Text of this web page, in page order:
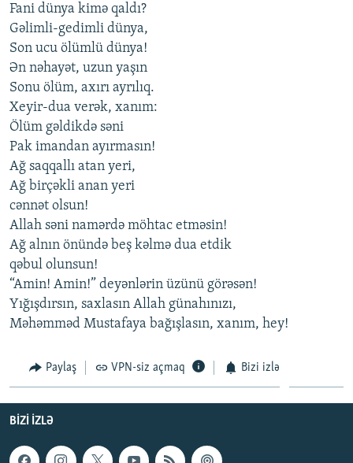
Fani dünya kimə qaldı?
Gəlimli-gedimli dünya,
Son ucu ölümlü dünya!
Ən nəhayət, uzun yaşın
Sonu ölüm, axırı ayrılıq.
Xeyir-dua verək, xanım:
Ölüm gəldikdə səni
Pak imandan ayırmasın!
Ağ saqqallı atan yeri,
Ağ birçəkli anan yeri
cənnət olsun!
Allah səni namərdə möhtac etməsin!
Ağ alnın önündə beş kəlmə dua etdik
qəbul olunsun!
“Amin! Amin!” deyənlərin üzünü görəsən!
Yığışdırsın, saxlasın Allah günahınızı,
Məhəmməd Mustafaya bağışlasın, xanım, hey!
Paylaş VPN-siz açmaq Bizi izlə
BIZI IZLƏ